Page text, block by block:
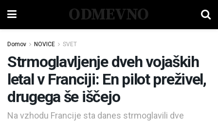
ODMEVNO
Domov NOVICE SVET
Strmoglavljenje dveh vojaških
letal v Franciji: En pilot preživel,
drugega še iščejo
Na vzhodu Francije sta danes strmoglavili dve